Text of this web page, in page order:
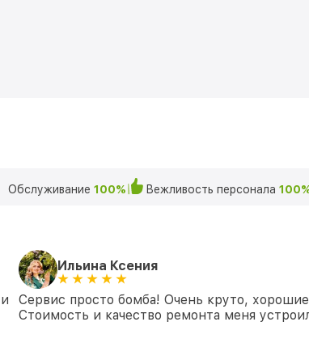
Обслуживание 100% Вежливость персонала
Ильина Ксения
Сервис просто бомба! Очень круто,
Стоимость и качество ремонта меня